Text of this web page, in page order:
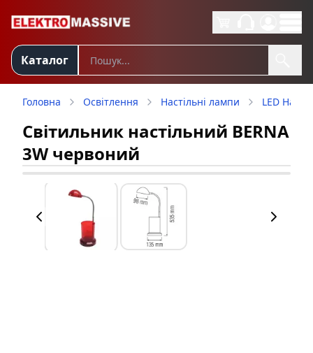
Каталог
Головна Освітлення Настільні лампи LED
Світильник настільний BERNA
3W червоний